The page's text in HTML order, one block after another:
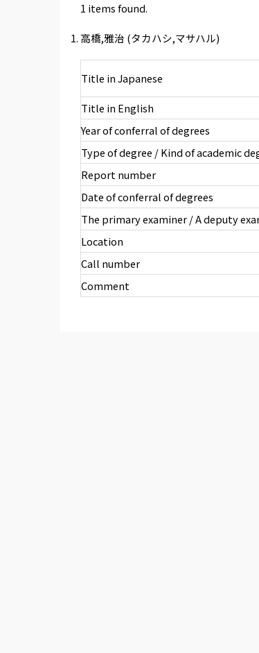
1 items found.
高橋,雅治 (タカハシ,マサハル)
Title in Japanese
Title in English
Year of conferral of degrees
Type of degree / Kind of academic
Report number
Date of conferral of degrees
The primary examiner / A deputy
Location
Call number
Comment